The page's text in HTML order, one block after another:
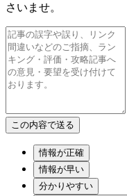
さいませ。
情報が正確
情報が早い
分かりやすい